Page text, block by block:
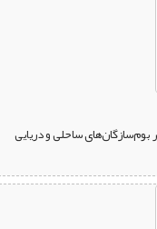
ساحلی و دریایی